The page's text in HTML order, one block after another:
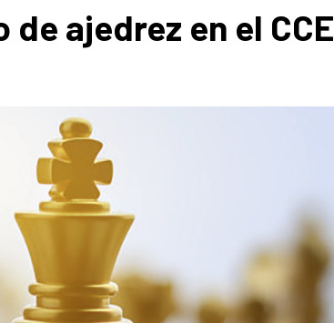
ajedrez en el CCE